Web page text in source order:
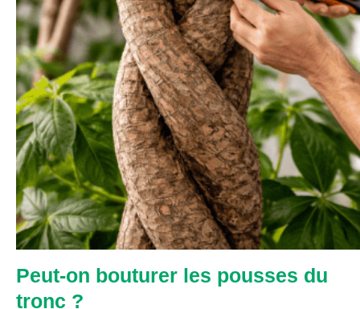
Peut-on bouturer les pousses du
tronc ?